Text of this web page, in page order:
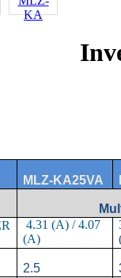
MLZ-KA25VA
4.31 (A) / 4.07
(A)
2.5